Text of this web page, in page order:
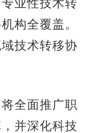
业性技术转
构全覆盖。
技术转移协
全面推广职
并深化科技